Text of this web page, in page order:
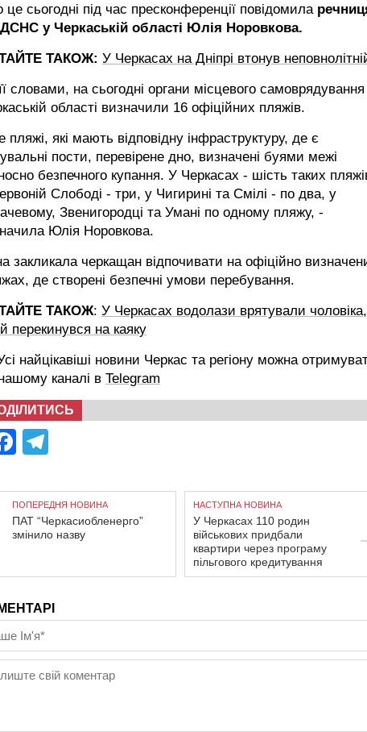
це сьогодні під час пресконференції повідомила
у Черкаській області Юлія Норовкова.
ТАКОЖ: У Черкасах на Дніпрі втонув
словами, на сьогодні органи місцевого
області визначили 16 офіційних пляжів.
пляжі, які мають відповідну інфраструктуру, де є
пости, перевірене дно, визначені буями межі
безпечного купання. У Черкасах - шість таких
Слободі - три, у Чигирині та Смілі - по два, у
Звенигородці та Умані по одному пляжу, -
Юлія Норовкова.
закликала черкащан відпочивати на офіційно
де створені безпечні умови перебування.
ТАКОЖ: У Черкасах водолази врятували чоловіка,
перекинувся на каяку
найцікавіші новини Черкас та регіону можна
каналі в Telegram
Facebook
ПОПЕРЕДНЯ НОВИНА
ПАТ “Черкасиобленерго”
змінило назву
НАСТУПНА НОВИНА
У Черкасах 110 родин
військових придбали
квартири через програму
пільгового кредитування